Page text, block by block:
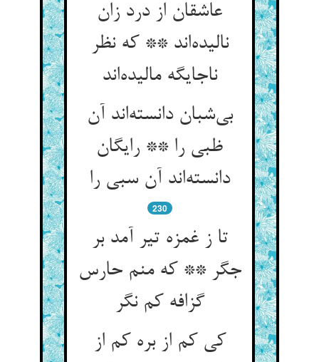
عاشقان از درد زان
نالیده‌اند ** که نظر
ناجایگه مالیده‌اند
بی‌شبان دانسته‌اند آن
ظبی را ** رایگان
دانسته‌اند آن سبی را
230
تا ز غمزه تیر آمد بر
جگر ** که منم حارس
گزافه کم نگر
کی کم از بره کم از